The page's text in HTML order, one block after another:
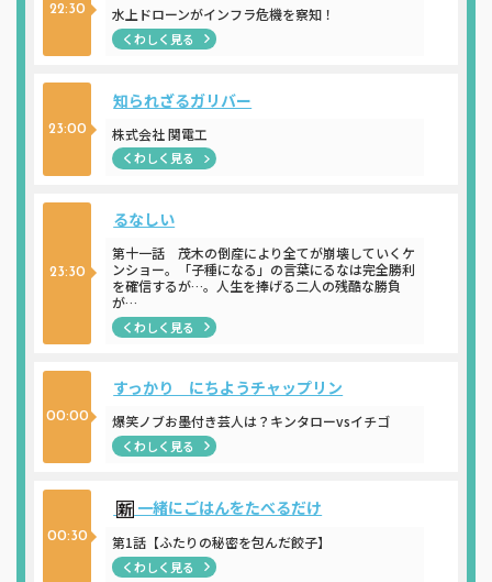
22:30 水上ドローンがインフラ危機を察知！
くわしく見る
23:00
知られざるガリバー
株式会社 関電工
くわしく見る
23:30
るなしい
第十一話 茂木の倒産により全てが崩壊していくケ
ンショー。「子種になる」の言葉にるなは完全勝利
を確信するが…。人生を捧げる二人の残酷な勝負
が…
くわしく見る
00:00
すっかり にちようチャップリン
爆笑ノブお墨付き芸人は？キンタローvsイチゴ
くわしく見る
00:30
一緒にごはんをたべるだけ
第1話【ふたりの秘密を包んだ餃子】
くわしく見る